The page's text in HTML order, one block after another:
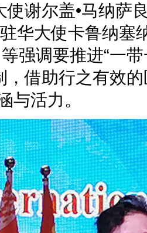
使谢尔盖•马纳萨
华大使卡鲁纳塞
强调要推进“一
，借助行之有效
与活力。